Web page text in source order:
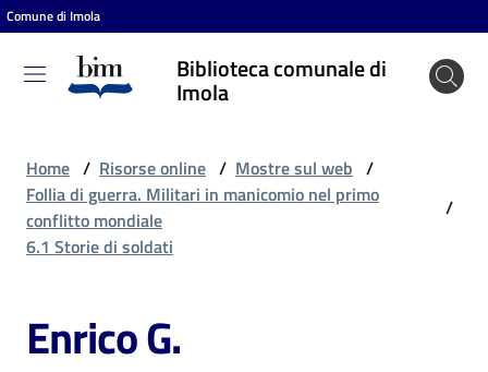
Vai al contenuto
Vai alla navigazione
Vai al footer
Comune di Imola
Biblioteca comunale di
Imola
Biblioteca
comunale
Entra
Cosa
puoi
Home / Risorse online / Mostre sul web /
Follia di guerra. Militari in manicomio nel primo
conflitto mondiale
/
6.1 Storie di soldati
Enrico G.